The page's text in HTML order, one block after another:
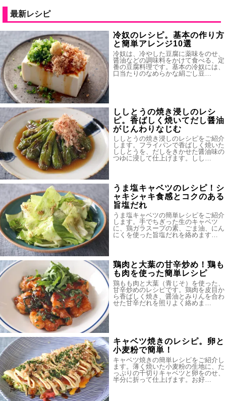
最新レシピ
冷奴のレシピ。基本の作り方
と簡単アレンジ10選
冷奴は、冷やした豆腐に薬味をのせ、
醤油などの調味料をかけて食べる、定
番の豆腐料理です。基本の冷奴には、
口当たりのなめらかな絹ごし豆…
ししとうの焼き浸しのレシ
ピ。香ばしく焼いてだし醤油
がじんわりなじむ
ししとうの焼き浸しのレシピをご紹介
します。フライパンで香ばしく焼いた
ししとうを、だしをきかせた醤油味の
つゆに浸して仕上げます。しし…
うま塩キャベツのレシピ！シ
ャキシャキ食感とコクのある
旨塩だれ
うま塩キャベツの簡単レシピをご紹介
します。手でちぎった生のキャベツ
に、鶏ガラスープの素、ごま油、にん
にくを使った旨塩だれを絡めます…
鶏肉と大葉の甘辛炒め！鶏も
も肉を使った簡単レシピ
鶏もも肉と大葉（青じそ）を使った、
甘辛炒めのレシピです。鶏肉を皮目か
ら香ばしく焼き、醤油とみりんを合わ
せた甘辛だれを照りよく絡めま…
キャベツ焼きのレシピ。卵と
小麦粉で簡単！
キャベツ焼きの簡単レシピをご紹介し
ます。薄く焼いた小麦粉の生地に、た
っぷりの千切りキャベツと卵をのせ、
半分に折って仕上げます。お好…